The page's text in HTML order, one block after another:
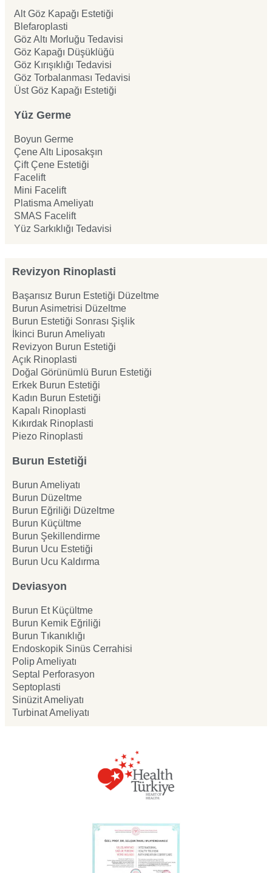
Alt Göz Kapağı Estetiği
Blefaroplasti
Göz Altı Morluğu Tedavisi
Göz Kapağı Düşüklüğü
Göz Kırışıklığı Tedavisi
Göz Torbalanması Tedavisi
Üst Göz Kapağı Estetiği
Yüz Germe
Boyun Germe
Çene Altı Liposakşın
Çift Çene Estetiği
Facelift
Mini Facelift
Platisma Ameliyatı
SMAS Facelift
Yüz Sarkıklığı Tedavisi
Revizyon Rinoplasti
Başarısız Burun Estetiği Düzeltme
Burun Asimetrisi Düzeltme
Burun Estetiği Sonrası Şişlik
İkinci Burun Ameliyatı
Revizyon Burun Estetiği
Açık Rinoplasti
Doğal Görünümlü Burun Estetiği
Erkek Burun Estetiği
Kadın Burun Estetiği
Kapalı Rinoplasti
Kıkırdak Rinoplasti
Piezo Rinoplasti
Burun Estetiği
Burun Ameliyatı
Burun Düzeltme
Burun Eğriliği Düzeltme
Burun Küçültme
Burun Şekillendirme
Burun Ucu Estetiği
Burun Ucu Kaldırma
Deviasyon
Burun Et Küçültme
Burun Kemik Eğriliği
Burun Tıkanıklığı
Endoskopik Sinüs Cerrahisi
Polip Ameliyatı
Septal Perforasyon
Septoplasti
Sinüzit Ameliyatı
Turbinat Ameliyatı